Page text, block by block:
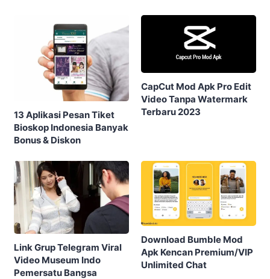
13 Aplikasi Pesan Tiket
Bioskop Indonesia Banyak
Bonus & Diskon
CapCut Mod Apk Pro Edit
Video Tanpa Watermark
Terbaru 2023
Link Grup Telegram Viral
Video Museum Indo
Pemersatu Bangsa
Download Bumble Mod
Apk Kencan Premium/VIP
Unlimited Chat